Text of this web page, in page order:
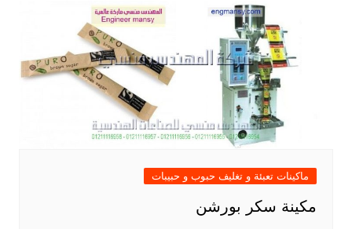
ماكينات تعبئة و تغليف حبوب و حبيبات
مكينة سكر بورشن